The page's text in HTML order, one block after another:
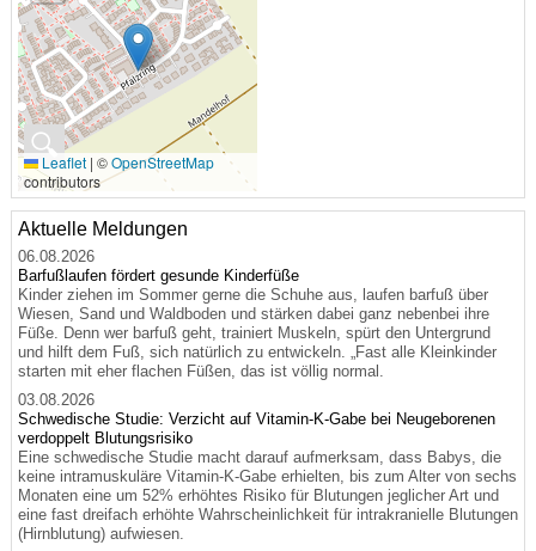
🔍
Leaflet | ©OpenStreetMap
contributors
Aktuelle Meldungen
06.08.2026
Barfußlaufen fördert gesunde Kinderfüße
Kinder ziehen im Sommer gerne die Schuhe aus, laufen barfuß über
Wiesen, Sand und Waldboden und stärken dabei ganz nebenbei ihre
Füße. Denn wer barfuß geht, trainiert Muskeln, spürt den Untergrund
und hilft dem Fuß, sich natürlich zu entwickeln. „Fast alle Kleinkinder
starten mit eher flachen Füßen, das ist völlig normal.
03.08.2026
Schwedische Studie: Verzicht auf Vitamin-K-Gabe bei Neugeborenen
verdoppelt Blutungsrisiko
Eine schwedische Studie macht darauf aufmerksam, dass Babys, die
keine intramuskuläre Vitamin-K-Gabe erhielten, bis zum Alter von sechs
Monaten eine um 52% erhöhtes Risiko für Blutungen jeglicher Art und
eine fast dreifach erhöhte Wahrscheinlichkeit für intrakranielle Blutungen
(Hirnblutung) aufwiesen.